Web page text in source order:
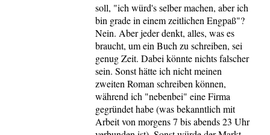
soll, "ich würd's selber machen, aber ich
bin grade in einem zeitlichen Engpaß"?
Nein. Aber jeder denkt, alles, was es
braucht, um ein Buch zu schreiben, sei
genug Zeit. Dabei könnte nichts falscher
sein. Sonst hätte ich nicht meinen
zweiten Roman schreiben können,
während ich "nebenbei" eine Firma
gegründet habe (was bekanntlich mit
Arbeit von morgens 7 bis abends 23 Uhr